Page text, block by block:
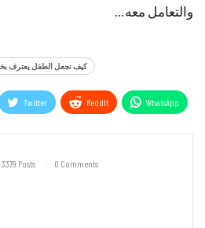
والتعامل معه‏…
كيف نجعل الطفل يعترف
Twitter ReddIt WhatsApp
3379 Posts 0 Comments